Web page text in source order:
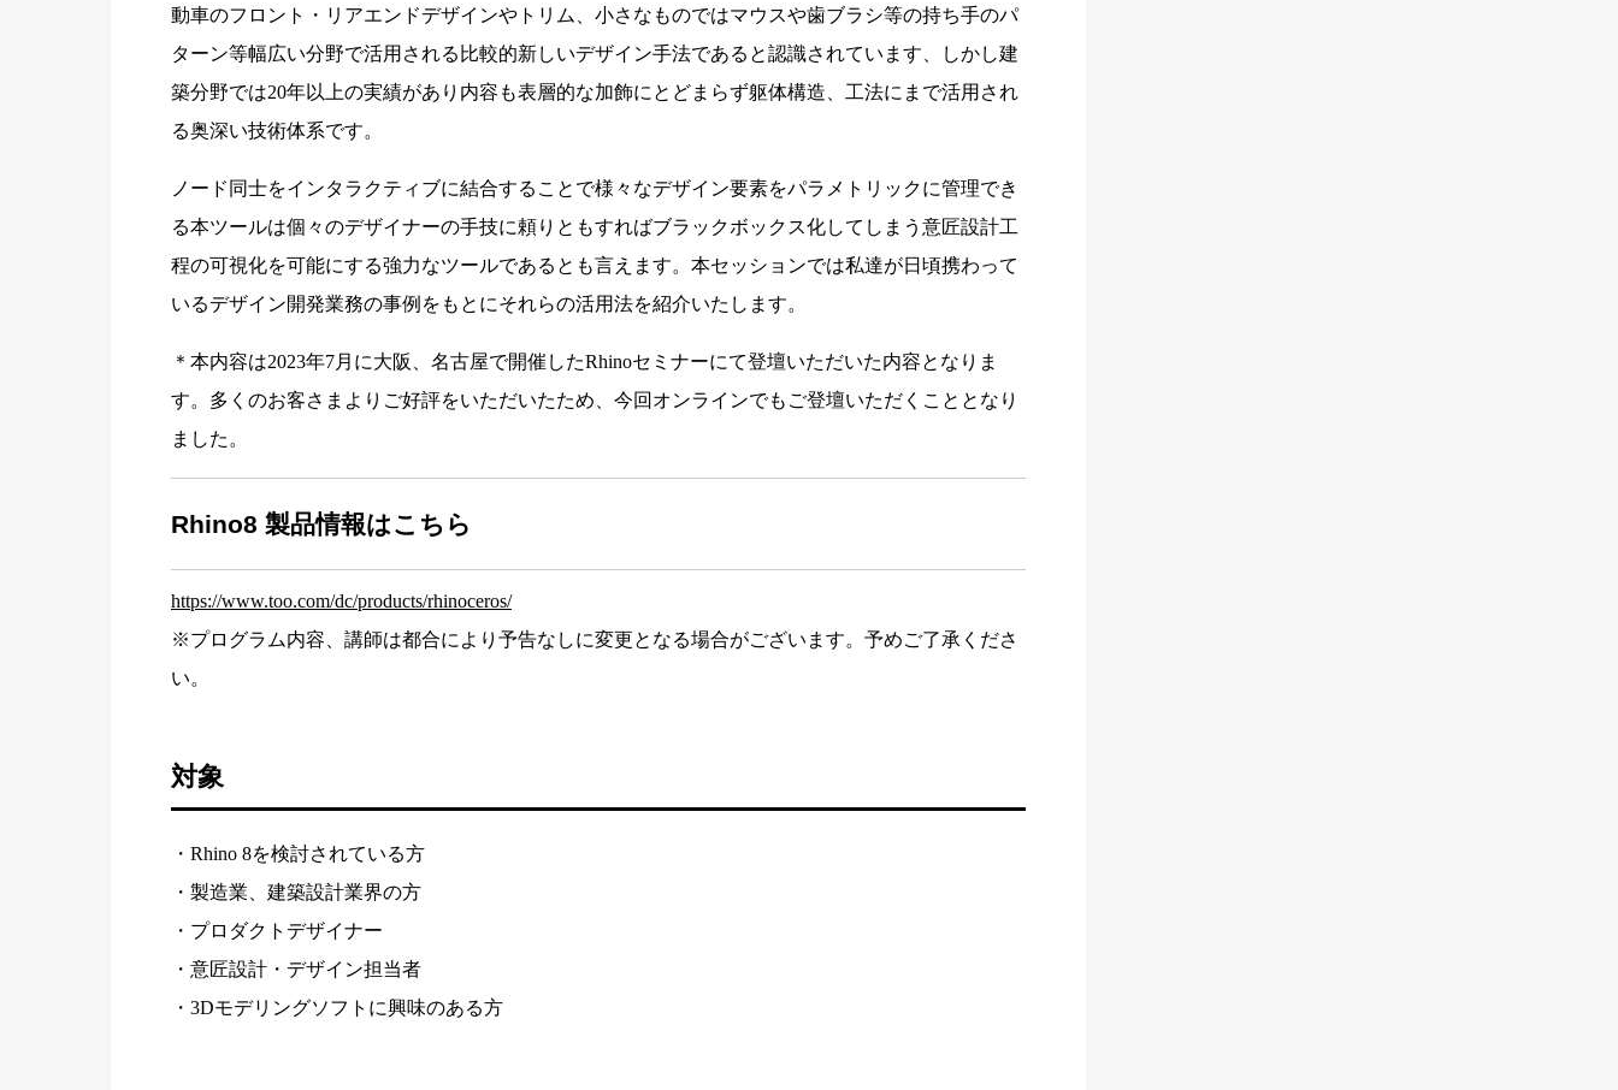
動車のフロント・リアエンドデザインやトリム、小さなものではマウスや歯ブラシ等の持ち手のパ
ターン等幅広い分野で活用される比較的新しいデザイン手法であると認識されています、しかし建
築分野では20年以上の実績があり内容も表層的な加飾にとどまらず躯体構造、工法にまで活用され
る奥深い技術体系です。
ノード同士をインタラクティブに結合することで様々なデザイン要素をパラメトリックに管理でき
る本ツールは個々のデザイナーの手技に頼りともすればブラックボックス化してしまう意匠設計工
程の可視化を可能にする強力なツールであるとも言えます。本セッションでは私達が日頃携わって
いるデザイン開発業務の事例をもとにそれらの活用法を紹介いたします。
＊本内容は2023年7月に大阪、名古屋で開催したRhinoセミナーにて登壇いただいた内容となりま
す。多くのお客さまよりご好評をいただいたため、今回オンラインでもご登壇いただくこととなり
ました。
Rhino8 製品情報はこちら
https://www.too.com/dc/products/rhinoceros/
※プログラム内容、講師は都合により予告なしに変更となる場合がございます。予めご了承くださ
い。
対象
・Rhino 8を検討されている方
・製造業、建築設計業界の方
・プロダクトデザイナー
・意匠設計・デザイン担当者
・3Dモデリングソフトに興味のある方